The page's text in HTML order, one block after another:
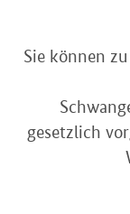
Sie können
gesetzlich